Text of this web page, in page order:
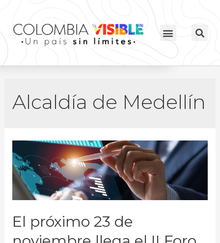
Alcaldía de Medellín
El próximo 23 de